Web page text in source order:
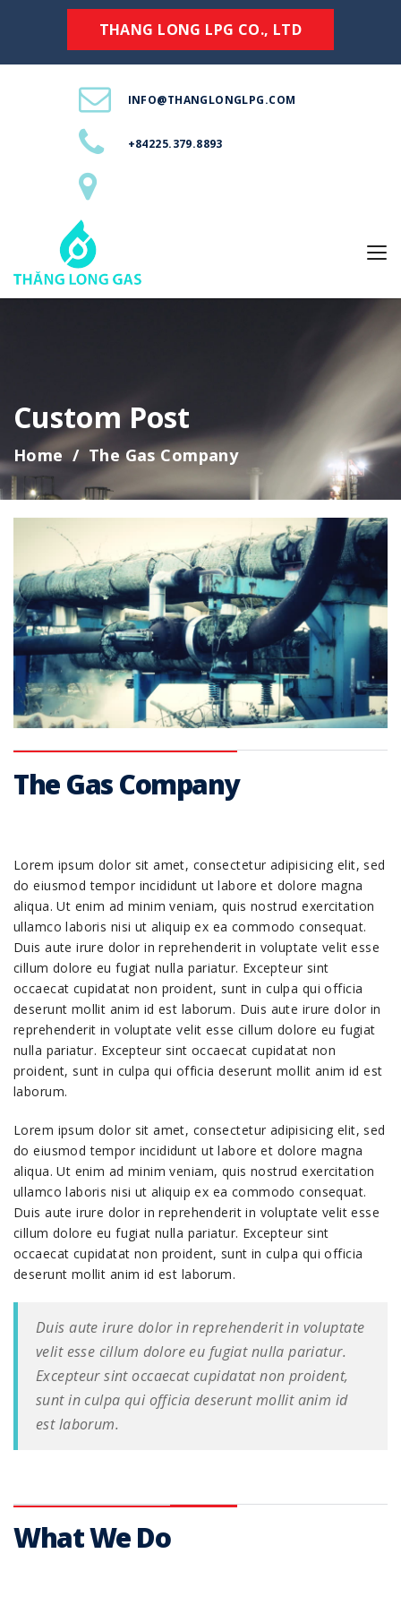
THANG LONG LPG CO., LTD
INFO@THANGLONGLPG.COM
+84225.379.8893
Custom Post
Home The Gas Company
The Gas Company
Lorem ipsum dolor sit amet, consectetur adipisicing elit, sed
do eiusmod tempor incididunt ut labore et dolore magna
aliqua. Ut enim ad minim veniam, quis nostrud exercitation
ullamco laboris nisi ut aliquip ex ea commodo consequat.
Duis aute irure dolor in reprehenderit in voluptate velit esse
cillum dolore eu fugiat nulla pariatur. Excepteur sint
occaecat cupidatat non proident, sunt in culpa qui officia
deserunt mollit anim id est laborum. Duis aute irure dolor in
reprehenderit in voluptate velit esse cillum dolore eu fugiat
nulla pariatur. Excepteur sint occaecat cupidatat non
proident, sunt in culpa qui officia deserunt mollit anim id est
laborum.
Lorem ipsum dolor sit amet, consectetur adipisicing elit, sed
do eiusmod tempor incididunt ut labore et dolore magna
aliqua. Ut enim ad minim veniam, quis nostrud exercitation
ullamco laboris nisi ut aliquip ex ea commodo consequat.
Duis aute irure dolor in reprehenderit in voluptate velit esse
cillum dolore eu fugiat nulla pariatur. Excepteur sint
occaecat cupidatat non proident, sunt in culpa qui officia
deserunt mollit anim id est laborum.
Duis aute irure dolor in reprehenderit in voluptate
velit esse cillum dolore eu fugiat nulla pariatur.
Excepteur sint occaecat cupidatat non proident,
sunt in culpa qui officia deserunt mollit anim id
est laborum.
What We Do